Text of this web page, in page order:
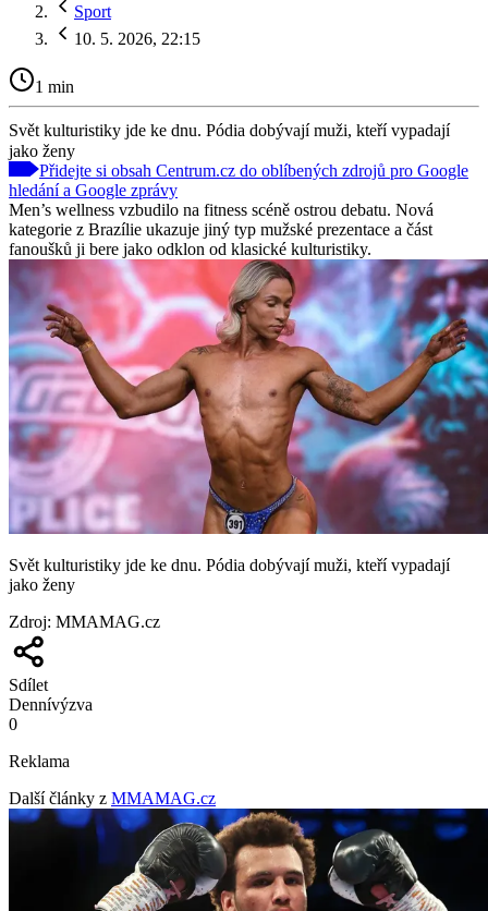
Sport
10. 5. 2026, 22:15
1 min
Svět kulturistiky jde ke dnu. Pódia dobývají muži, kteří vypadají
jako ženy
Přidejte si obsah Centrum.cz do oblíbených zdrojů pro Google
hledání a Google zprávy
Men’s wellness vzbudilo na fitness scéně ostrou debatu. Nová
kategorie z Brazílie ukazuje jiný typ mužské prezentace a část
fanoušků ji bere jako odklon od klasické kulturistiky.
Svět kulturistiky jde ke dnu. Pódia dobývají muži, kteří vypadají
jako ženy
Zdroj: MMAMAG.cz
Sdílet
Dennívýzva
0
Reklama
Další články z MMAMAG.cz